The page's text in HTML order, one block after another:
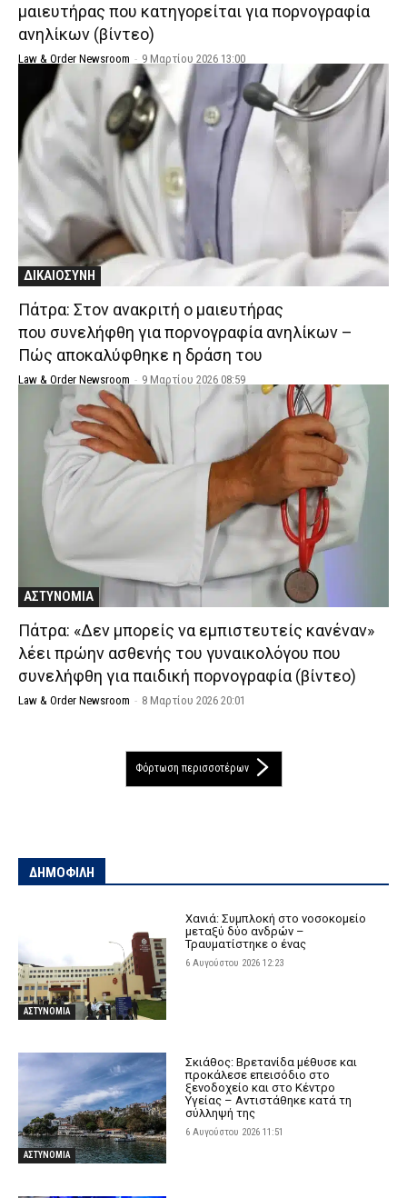
μαιευτήρας που κατηγορείται για πορνογραφία
ανηλίκων (βίντεο)
Law & Order Newsroom - 9 Μαρτίου 2026 13:00
ΔΙΚΑΙΟΣΥΝΗ
Πάτρα: Στον ανακριτή ο μαιευτήρας
που συνελήφθη για πορνογραφία ανηλίκων –
Πώς αποκαλύφθηκε η δράση του
Law & Order Newsroom - 9 Μαρτίου 2026 08:59
ΑΣΤΥΝΟΜΙΑ
Πάτρα: «Δεν μπορείς να εμπιστευτείς κανέναν»
λέει πρώην ασθενής του γυναικολόγου που
συνελήφθη για παιδική πορνογραφία (βίντεο)
Law & Order Newsroom - 8 Μαρτίου 2026 20:01
Φόρτωση περισσοτέρων
ΔΗΜΟΦΙΛΗ
ΑΣΤΥΝΟΜΙΑ
Χανιά: Συμπλοκή στο νοσοκομείο
μεταξύ δύο ανδρών –
Τραυματίστηκε ο ένας
6 Αυγούστου 2026 12:23
ΑΣΤΥΝΟΜΙΑ
Σκιάθος: Βρετανίδα μέθυσε και
προκάλεσε επεισόδιο στο
ξενοδοχείο και στο Κέντρο
Υγείας – Αντιστάθηκε κατά τη
σύλληψή της
6 Αυγούστου 2026 11:51